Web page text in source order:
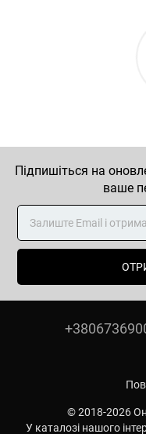
Підпишіться на
ваше
© 2018-2026
У каталозі нашого